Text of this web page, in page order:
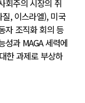
회주의 시장의 취
, 이스라엘), 미국
자 조직화 회의 등
성과 MAGA 세력에
한 과제로 부상하